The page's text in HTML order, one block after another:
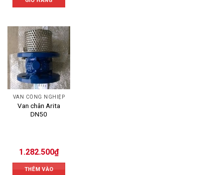
VAN CÔNG NGHIỆP
Van chân Arita
DN50
1.282.500₫
THÊM VÀO